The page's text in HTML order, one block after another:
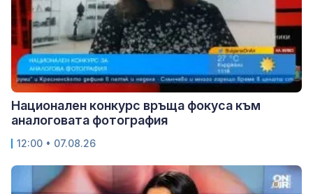
Национален конкурс връща фокуса към
аналоговата фотография
12:00 • 07.08.26